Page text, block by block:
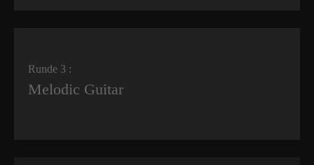
Runde 3 :
Melodic Guitar